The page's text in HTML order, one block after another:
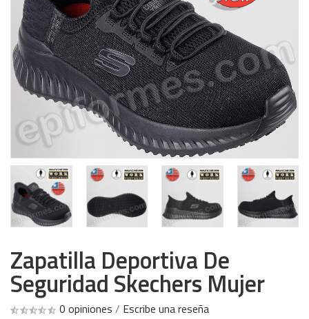
Zapatilla Deportiva De
Seguridad Skechers Mujer
0 opiniones / Escribe una reseña